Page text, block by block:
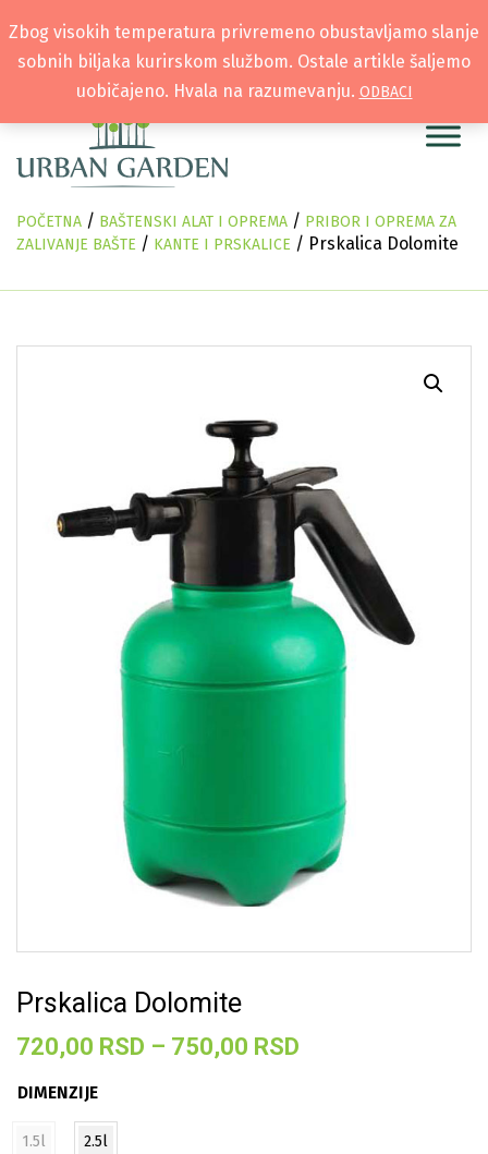
POČETNA / BAŠTENSKI ALAT I OPREMA / PRIBOR I OPREMA ZA
ZALIVANJE BAŠTE / KANTE I PRSKALICE / Prskalica Dolomite
Prskalica Dolomite
720,00 RSD – 750,00 RSD
DIMENZIJE
1.5l 2.5l
Zbog visokih temperatura privremeno obustavljamo slanje
sobnih biljaka kurirskom službom. Ostale artikle šaljemo
uobičajeno. Hvala na razumevanju. ODBACI